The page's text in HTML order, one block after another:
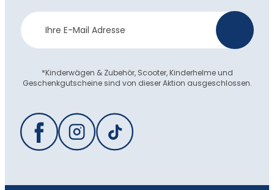
Newsletter
Anmeldung
*Kinderwägen & Zubehör, Scooter, Kinderhelme und
Geschenkgutscheine sind von dieser Aktion ausgeschlossen.